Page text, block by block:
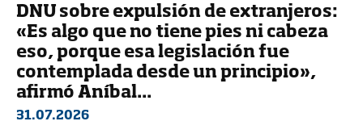
DNU sobre expulsión de extranjeros:
«Es algo que no tiene pies ni cabeza
eso, porque esa legislación fue
contemplada desde un principio»,
afirmó Aníbal...
31.07.2026